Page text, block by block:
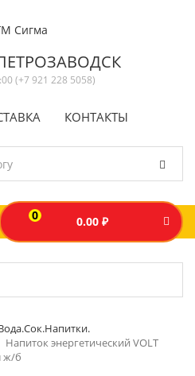
(+7 921 228 5058)
КОНТАКТЫ
0 0.00 ₽
Напиток энергетический VOLT
ж/б